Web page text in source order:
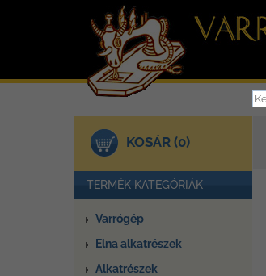
KOSÁR (0)
TERMÉK KATEGÓRIÁK
Varrógép
Elna alkatrészek
Alkatrészek